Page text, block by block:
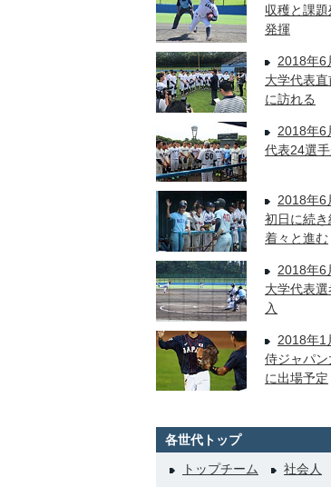
収穫と課
発揮
2018年6
大学代表
に訪れる
2018年6
代表24選
2018年6
初日に続
着々と進む
2018年6
大学代表
入
2018年1
侍ジャパ
に出場予定
各世代トップ
トップチーム
社会人